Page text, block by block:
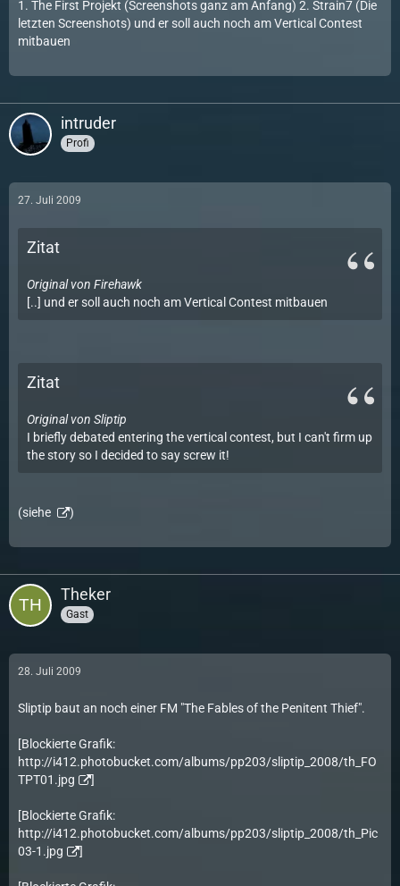
1. The First Projekt (Screenshots ganz am Anfang) 2. Strain7 (Die
letzten Screenshots) und er soll auch noch am Vertical Contest
mitbauen
intruder
Profi
27. Juli 2009
Zitat
Original von Firehawk
[..] und er soll auch noch am Vertical Contest mitbauen
Zitat
Original von Sliptip
I briefly debated entering the vertical contest, but I can't firm up
the story so I decided to say screw it!
(siehe )
Theker
Gast
28. Juli 2009
Sliptip baut an noch einer FM "The Fables of the Penitent Thief".
[Blockierte Grafik:
http://i412.photobucket.com/albums/pp203/sliptip_2008/th_FO
TPT01.jpg
]
[Blockierte Grafik:
http://i412.photobucket.com/albums/pp203/sliptip_2008/th_Pic
03-1.jpg
]